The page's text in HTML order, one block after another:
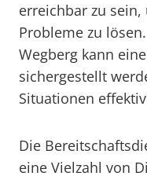
erreichbar zu
Probleme zu
Wegberg kann
sichergestellt
Situationen
Die
eine Vielzahl von